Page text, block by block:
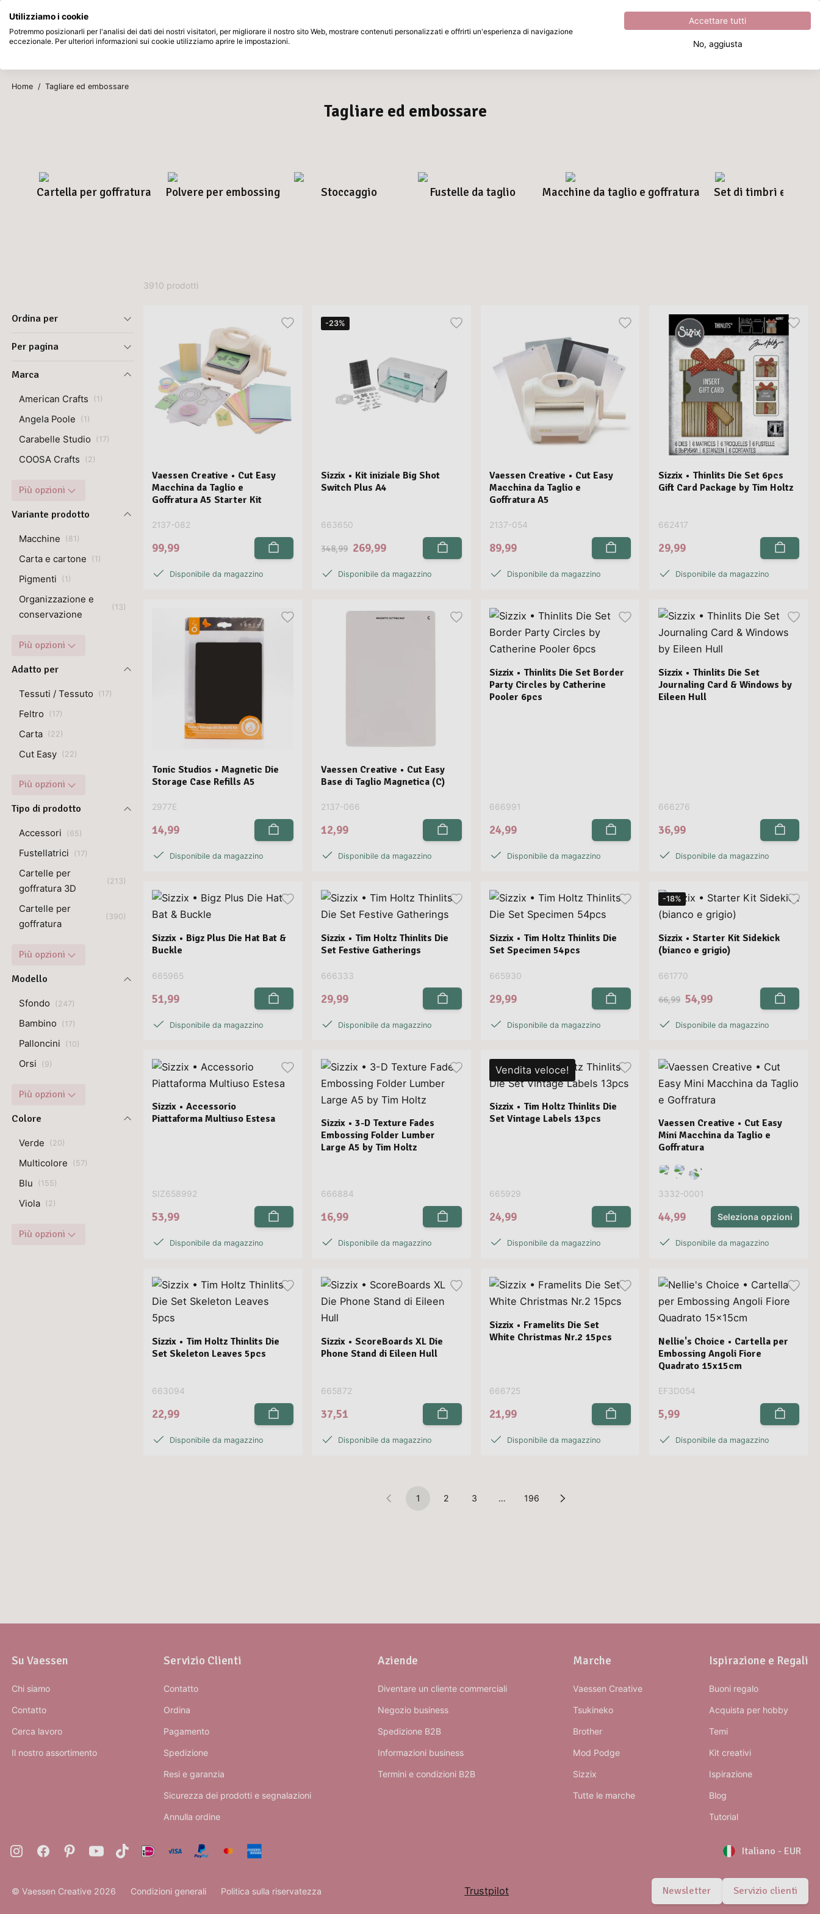
Passa al contenuto principale
Eccezionale 4.8su5
In arrivo
Home / Tagliare ed embossare
Tagliare ed embossare
Cartella per goffratura Polvere per embossing Stoccaggio Fustelle da taglio Macchine da taglio e goffratura Set di timbri e
Ordina per
Per pagina
Marca
American Crafts (1 )
Angela Poole (1 )
Carabelle Studio (17)
COOSA Crafts (2)
Più opzioni
Variante prodotto
Macchine (81 )
Carta e cartone (1 )
Pigmenti (1 )
Organizzazione e
conservazione
(13)
Più opzioni
Adatto per
Tessuti / Tessuto (17)
Feltro (17)
Carta (22)
Cut Easy (22)
Più opzioni
Tipo di prodotto
Accessori (65)
Fustellatrici (17)
Cartelle per
goffratura 3D
(213)
Cartelle per
goffratura
(390)
Più opzioni
Modello
Sfondo (247)
Bambino (17)
Palloncini (10)
Orsi (9)
Più opzioni
Colore
Verde (20)
Multicolore (57)
Blu (155)
Viola (2)
Più opzioni
3910 prodotti
Vaessen Creative • Cut Easy
Macchina da Taglio e
Goffratura A5 Starter Kit
2137-082
99,99
Disponibile da magazzino
-23%
Sizzix • Kit iniziale Big Shot
Switch Plus A4
663650
348,99 269,99
Disponibile da magazzino
Vaessen Creative • Cut Easy
Macchina da Taglio e
Goffratura A5
2137-054
89,99
Disponibile da magazzino
Sizzix • Thinlits Die Set 6pcs
Gift Card Package by Tim Holtz
662417
29,99
Disponibile da magazzino
Tonic Studios • Magnetic Die
Storage Case Refills A5
2977E
14,99
Disponibile da magazzino
Vaessen Creative • Cut Easy
Base di Taglio Magnetica (C)
2137-066
12,99
Disponibile da magazzino
Sizzix • Thinlits Die Set Border
Party Circles by Catherine
Pooler 6pcs
666991
24,99
Disponibile da magazzino
Sizzix • Thinlits Die Set
Journaling Card & Windows by
Eileen Hull
666276
36,99
Disponibile da magazzino
Sizzix • Bigz Plus Die Hat Bat &
Buckle
665965
51,99
Disponibile da magazzino
Sizzix • Tim Holtz Thinlits Die
Set Festive Gatherings
666333
29,99
Disponibile da magazzino
Sizzix • Tim Holtz Thinlits Die
Set Specimen 54pcs
665930
29,99
Disponibile da magazzino
-18%
Sizzix • Starter Kit Sidekick
(bianco e grigio)
661770
66,99 54,99
Disponibile da magazzino
Sizzix • Accessorio
Piattaforma Multiuso Estesa
SIZ658992
53,99
Disponibile da magazzino
Sizzix • 3-D Texture Fades
Embossing Folder Lumber
Large A5 by Tim Holtz
666884
16,99
Disponibile da magazzino
Vendita veloce!
Sizzix • Tim Holtz Thinlits Die
Set Vintage Labels 13pcs
665929
24,99
Disponibile da magazzino
Vaessen Creative • Cut Easy
Mini Macchina da Taglio e
Goffratura
3332-0001
44,99 Seleziona opzioni
Disponibile da magazzino
Sizzix • Tim Holtz Thinlits Die
Set Skeleton Leaves 5pcs
663094
22,99
Disponibile da magazzino
Sizzix • ScoreBoards XL Die
Phone Stand di Eileen Hull
665872
37,51
Disponibile da magazzino
Sizzix • Framelits Die Set
White Christmas Nr.2 15pcs
666725
21,99
Disponibile da magazzino
Nellie's Choice • Cartella per
Embossing Angoli Fiore
Quadrato 15x15cm
EF3D054
5,99
Disponibile da magazzino
1 2 3 … 196
Su Vaessen
Chi siamo
Contatto
Cerca lavoro
Il nostro assortimento
Servizio Clienti
Contatto
Ordina
Pagamento
Spedizione
Resi e garanzia
Sicurezza dei prodotti e segnalazioni
Annulla ordine
Aziende
Diventare un cliente commerciali
Negozio business
Spedizione B2B
Informazioni business
Termini e condizioni B2B
Marche
Vaessen Creative
Tsukineko
Brother
Mod Podge
Sizzix
Tutte le marche
Ispirazione e Regali
Buoni regalo
Acquista per hobby
Temi
Kit creativi
Ispirazione
Blog
Tutorial
Italiano - EUR
Trustpilot Newsletter Servizio clienti
© Vaessen Creative 2026 Condizioni generali Politica sulla riservatezza
Utilizziamo i cookie
Potremmo posizionarli per l'analisi dei dati dei nostri visitatori, per migliorare il nostro sito Web, mostrare contenuti personalizzati e offrirti un'esperienza di navigazione
eccezionale. Per ulteriori informazioni sui cookie utilizziamo aprire le impostazioni.
Accettare tutti
No, aggiusta